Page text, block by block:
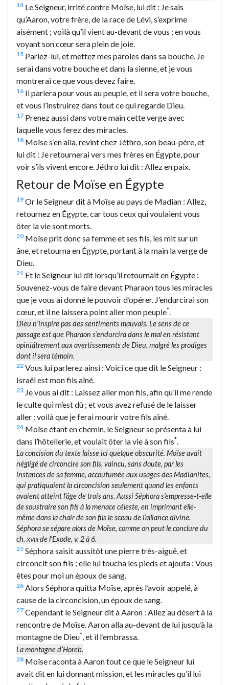
14 Le Seigneur, irrité contre Moïse, lui dit : Je sais
qu’Aaron, votre frère, de la race de Lévi, s’exprime
aisément ; voilà qu’il vient au-devant de vous ; en vous
voyant son cœur sera plein de joie.
15 Parlez-lui, et mettez mes paroles dans sa bouche. Je
serai dans votre bouche et dans la sienne, et je vous
montrerai ce que vous devez faire.
16 Il parlera pour vous au peuple, et il sera votre bouche,
et vous l’instruirez dans tout ce qui regarde Dieu.
17 Prenez aussi dans votre main cette verge avec
laquelle vous ferez des miracles.
18 Moïse s’en alla, revint chez Jéthro, son beau-père, et
lui dit : Je retournerai vers mes frères en Égypte, pour
voir s’ils vivent encore. Jéthro lui dit : Allez en paix.
Retour de Moïse en Égypte
19 Or le Seigneur dit à Moïse au pays de Madian : Allez,
retournez en Égypte, car tous ceux qui voulaient vous
ôter la vie sont morts.
20Moïse prit donc sa femme et ses fils, les mit sur un
âne, et retourna en Égypte, portant à la main la verge de
Dieu.
21 Et le Seigneur lui dit lorsqu’il retournait en Égypte :
Souvenez-vous de faire devant Pharaon tous les miracles
que je vous ai donné le pouvoir d’opérer. J’endurcirai son
cœur, et il ne laissera point aller mon peuple*
Dieu n’inspire pas des sentiments mauvais. Le sens de ce
passage est que Pharaon s’endurcira dans le mal en résistant
opiniâtrement aux avertissements de Dieu, malgré les prodiges
dont il sera témoin.
22 Vous lui parlerez ainsi : Voici ce que dit le Seigneur :
Israël est mon fils aîné.
23 Je vous ai dit : Laissez aller mon fils, afin qu’il me rende
le culte qui m’est dû ; et vous avez refusé de le laisser
aller : voilà que je ferai mourir votre fils aîné.
24 Moïse étant en chemin, le Seigneur se présenta à lui
dans l’hôtellerie, et voulait ôter la vie à son fils*
La concision du texte laisse ici quelque obscurité. Moïse avait
négligé de circoncire son fils, vaincu, sans doute, par les
instances de sa femme, accoutumée aux usages des Madianites,
qui pratiquaient la circoncision seulement quand les enfants
avaient atteint l’âge de trois ans. Aussi Séphora s’empresse-t-elle
de soustraire son fils à la menace céleste, en imprimant elle-
même dans la chair de son fils le sceau de l’alliance divine.
Séphora se sépare alors de Moïse, comme on peut le conclure du
ch. XVIII de l’Exode, v. 2 à 6.
25 Séphora saisit aussitôt une pierre très-aiguë, et
circoncit son fils ; elle lui toucha les pieds et ajouta : Vous
êtes pour moi un époux de sang.
26 Alors Séphora quitta Moïse, après l’avoir appelé, à
cause de la circoncision, un époux de sang.
27 Cependant le Seigneur dit à Aaron : Allez au désert à la
rencontre de Moïse. Aaron alla au-devant de lui jusqu’à la
montagne de Dieu* , et il l’embrassa.
La montagne d’Horeb.
28 Moïse raconta à Aaron tout ce que le Seigneur lui
avait dit en lui donnant mission, et les miracles qu’il lui